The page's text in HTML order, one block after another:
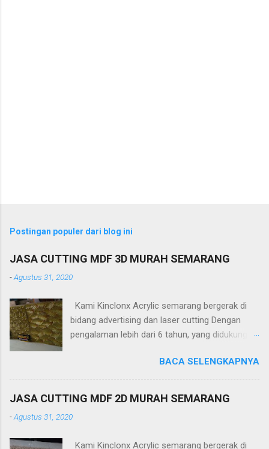
Postingan populer dari blog ini
JASA CUTTING MDF 3D MURAH SEMARANG
-Agustus 31, 2020
Kami Kinclonx Acrylic semarang bergerak di
bidang advertising dan laser cutting Dengan
pengalaman lebih dari 6 tahun, yang didukung
menghasilkan produk yang berkualitas
tinggi.Untuk harga yang kami tawakan sangat
terjangkau. PT Kinclonx Acrylic melayani : -
(acrylic,stainless,galvalum,kuningan) -Neon Box
BACA SELENGKAPNYA
JASA CUTTING MDF 2D MURAH SEMARANG
-Agustus 31, 2020
Kami Kinclonx Acrylic semarang bergerak di